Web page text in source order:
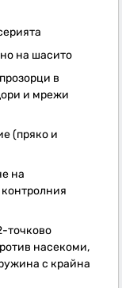
на шасито
в
и мрежи
(пряко и
на
точково
насекоми,
с крайна